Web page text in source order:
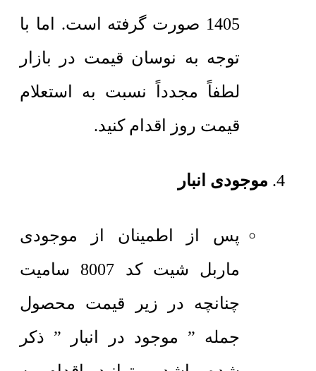
1405 صورت گرفته است. اما با
توجه به نوسان قیمت در بازار
لطفاً مجدداً نسبت به استعلام
قیمت روز اقدام کنید.
موجودی انبار
پس از اطمینان از موجودی
ماربل شیت کد 8007 سامیت
چنانچه در زیر قیمت محصول
جمله ” موجود در انبار ” ذکر